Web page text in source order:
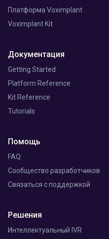
Платформа Voximplant
Voximplant Kit
Решения
Интеллектуальный IVR
Документация
Getting Started
Platform Reference
Kit Reference
Tutorials
Помощь
FAQ
Сообщество разработчиков
Связаться с поддержкой